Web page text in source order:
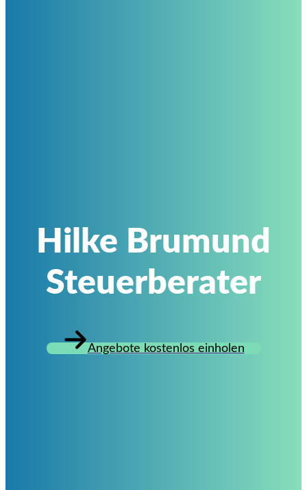
Hilke Brumund
Steuerberater
Angebote kostenlos einholen